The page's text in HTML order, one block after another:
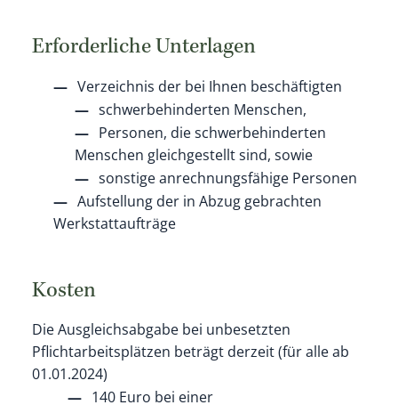
Erforderliche Unterlagen
Verzeichnis der bei Ihnen beschäftigten
schwerbehinderten Menschen,
Personen, die schwerbehinderten
Menschen gleichgestellt sind, sowie
sonstige anrechnungsfähige Personen
Aufstellung der in Abzug gebrachten
Werkstattaufträge
Kosten
Die Ausgleichsabgabe bei unbesetzten
Pflichtarbeitsplätzen beträgt derzeit (für alle ab
01.01.2024)
140 Euro bei einer